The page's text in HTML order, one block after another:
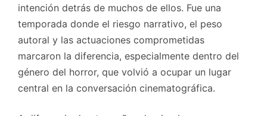
intención detrás de muchos de ellos. Fue una
temporada donde el riesgo narrativo, el peso
autoral y las actuaciones comprometidas
marcaron la diferencia, especialmente dentro del
género del horror, que volvió a ocupar un lugar
central en la conversación cinematográfica.